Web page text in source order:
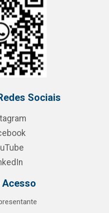
Sociais